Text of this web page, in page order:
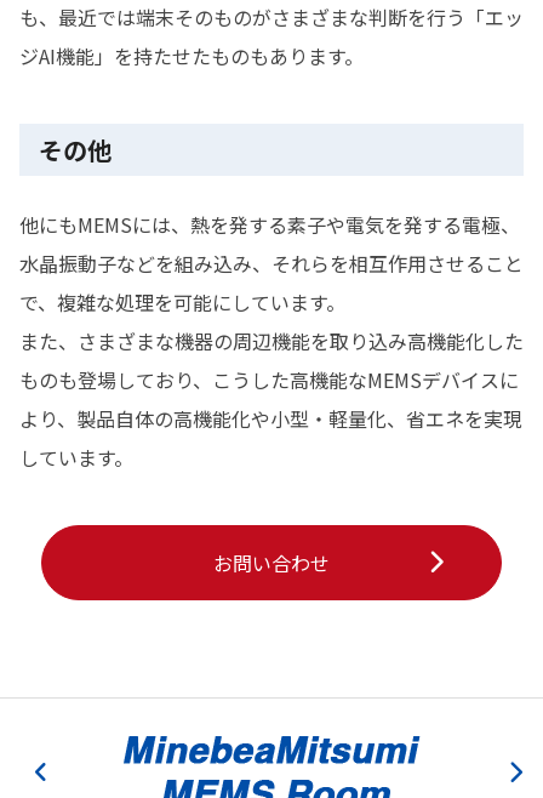
も、最近では端末そのものがさまざまな判断を行う「エッ
ジAI機能」を持たせたものもあります。
その他
他にもMEMSには、熱を発する素子や電気を発する電極、
水晶振動子などを組み込み、それらを相互作用させること
で、複雑な処理を可能にしています。
また、さまざまな機器の周辺機能を取り込み高機能化した
ものも登場しており、こうした高機能なMEMSデバイスに
より、製品自体の高機能化や小型・軽量化、省エネを実現
しています。
お問い合わせ